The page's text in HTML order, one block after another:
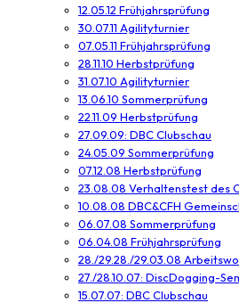
12.05.12 Frühjahrsprüfung
30.07.11 Agilityturnier
07.05.11 Frühjahrsprüfung
28.11.10 Herbstprüfung
31.07.10 Agilityturnier
13.06.10 Sommerprüfung
22.11.09 Herbstprüfung
27.09.09: DBC Clubschau
24.05.09 Sommerprüfung
07.12.08 Herbstprüfung
23.08.08 Verhaltenstest des
10.08.08 DBC&CFH
06.07.08 Sommerprüfung
06.04.08 Frühjahrsprüfung
28./29.28./29.03.08
27./28.10.07: DiscDogging-
15.07.07: DBC Clubschau